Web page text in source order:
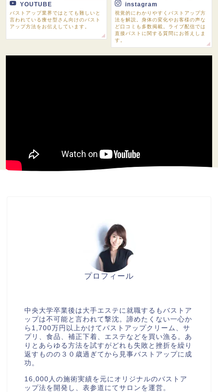
YOUTUBE
バストアップ業界ではとても難しいと
言われている痩せ型さん向けのバスト
アップ方法をお伝えしています。
instagram
視覚的にわかりやすくバストアップ方
法を解説。身体の変化やお客様の声な
ど口コミも多数掲載。ライブ配信では
直接バストに関する質問にお答えしま
す。
プロフィール
中央大学卒業後は大手エステに就職するもバストア
ップは不可能と言われて撃沈。諦めたくない一心か
ら1,700万円以上かけてバストアップクリーム、サ
プリ、食品、補正下着、エステなどを買い漁る。あ
りとあらゆる方法を試すがどれも失敗と挫折を繰り
返すものの３０歳過ぎてから見事バストアップに成
功。
16,000人の施術実績を元にオリジナルのバストア
ップ法を開発し、表参道にてサロンを運営。